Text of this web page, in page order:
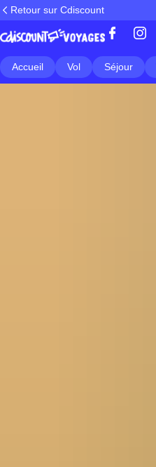
Retour sur Cdiscount
Accueil Vol Séjour